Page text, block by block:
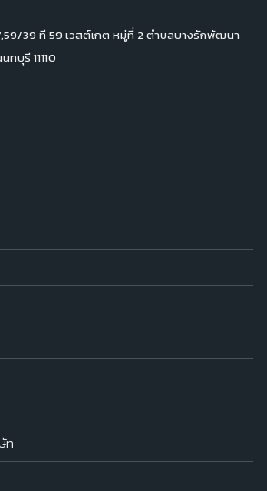
ท
39 ที 59 เวสต์เกต หมู่ที่ 2 ตำบลบางรักพัฒนา
บุรี 11110